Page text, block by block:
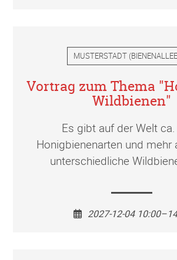
MUSTERSTADT (
Vortrag zum Thema
Wildbienen"
Es gibt auf der Welt
Honigbienenarten und mehr
unterschiedliche
2027-12-04